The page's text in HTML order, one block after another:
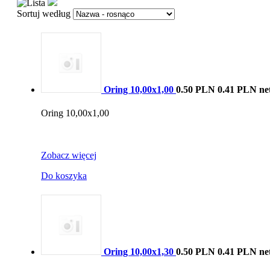
Sortuj według
Oring 10,00x1,00 0.50 PLN 0.41 PLN
Oring 10,00x1,00
Zobacz więcej
Do koszyka
Oring 10,00x1,30 0.50 PLN 0.41 PLN